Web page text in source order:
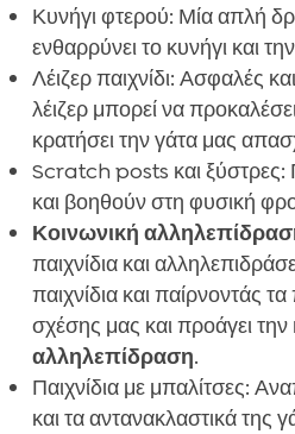
Κυνήγι φτερού: Μία απλή
ενθαρρύνει το κυνήγι και
Λέιζερ παιχνίδι: Ασφαλές
λέιζερ μπορεί να
κρατήσει την γάτα μας
Scratch posts και ξύστρες:
και βοηθούν στη φυσική
Κοινωνική
παιχνίδια και
παιχνίδια και παίρνοντάς
σχέσης μας και προάγει την
αλληλεπίδραση.
Παιχνίδια με μπαλίτσες:
και τα αντανακλαστικά της